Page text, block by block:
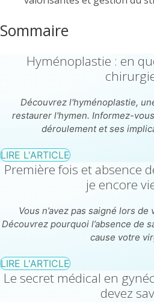
Sommaire
Hyménoplastie : en
Découvrez l'hyménoplastie,
restaurer l'hymen. Informez-
déroulement et ses
LIRE L'ARTICLE
Première fois et absence
je encore
Vous n’avez pas saigné lors
Découvrez pourquoi l’absence de
cause votre
LIRE L'ARTICLE
Le secret médical en
devez